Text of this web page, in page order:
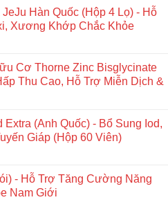
Hàn Quốc (Hộp 4 Lọ) - Hỗ
Xương Khớp Chắc Khỏe
Cơ Thorne Zinc Bisglycinate
Thu Cao, Hỗ Trợ Miễn Dịch &
(Anh Quốc) - Bổ Sung Iod,
Giáp (Hộp 60 Viên)
- Hỗ Trợ Tăng Cường Năng
Nam Giới